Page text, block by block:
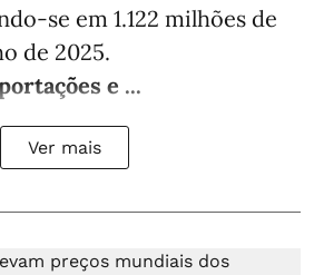
se em 1.122 milhões de
de 2025.
e ...
Ver mais